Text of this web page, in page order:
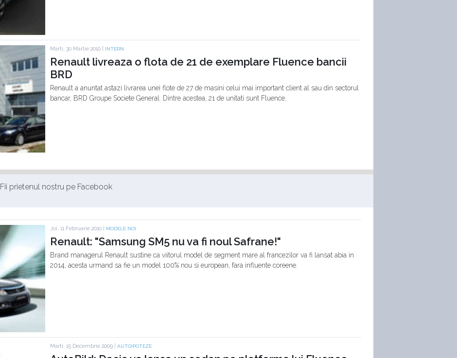
Marti, 30 Martie 2010 | INTERN
Renault livreaza o flota de 21 de exemplare Fluence bancii
BRD
Renault a anuntat astazi livrarea unei flote de 27 de masini celui mai important client al sau din sectorul
bancar, BRD Groupe Societe General. Dintre acestea, 21 de unitati sunt Fluence.
Fii prietenul nostru pe Facebook
Joi, 11 Februarie 2010 | MODELE NOI
Renault: "Samsung SM5 nu va fi noul Safrane!"
Brand managerul Renault sustine ca viitorul model de segment mare al francezilor va fi lansat abia in
2014, acesta urmand sa fie un model 100% nou si european, fara influente coreene.
Marti, 15 Decembrie 2009 | AUTOIPOTEZE